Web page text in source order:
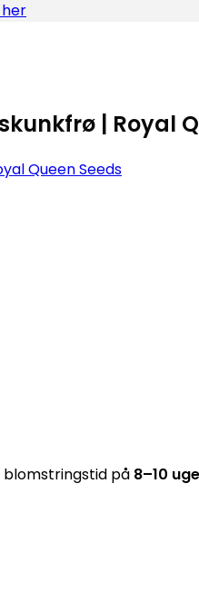
| Royal
Queen Seeds
blomstringstid på 8–10